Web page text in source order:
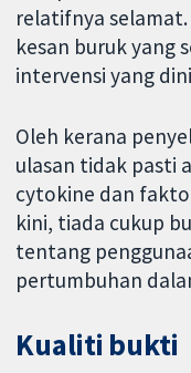
relatifnya
kesan buruk yang
intervensi yang
Oleh kerana
ulasan tidak pasti
cytokine dan
kini, tiada cukup
tentang
pertumbuhan
Kualiti bukti